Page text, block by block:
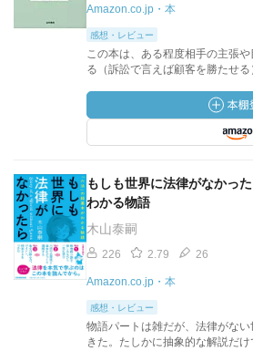
Amazon.co.jp・本
感想・レビュー
この本は、ある程度相手の主張
る（訴訟で言えば顧客を勝たせる
もしも世界に法律がなかっ
わかる物語
木山泰嗣
226 2.79 26
Amazon.co.jp・本
感想・レビュー
物語パートは雑だが、法律がな
きた。たしかに抽象的な解説だけ